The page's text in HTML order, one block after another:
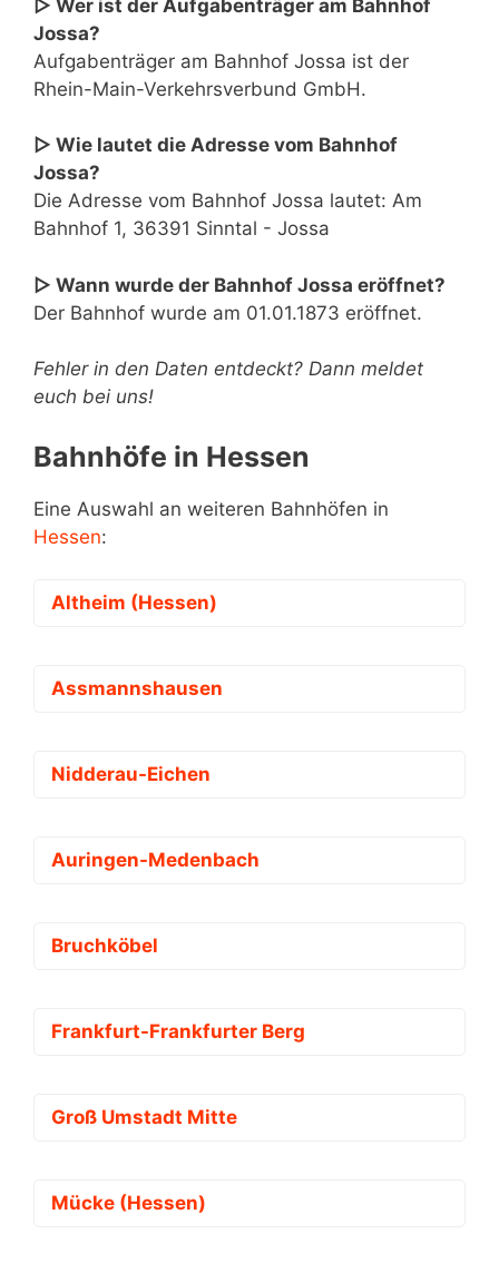
▷ Wer ist der Aufgabenträger am Bahnhof
Jossa?
Aufgabenträger am Bahnhof Jossa ist der
Rhein-Main-Verkehrsverbund GmbH.
▷ Wie lautet die Adresse vom Bahnhof
Jossa?
Die Adresse vom Bahnhof Jossa lautet: Am
Bahnhof 1, 36391 Sinntal - Jossa
▷ Wann wurde der Bahnhof Jossa eröffnet?
Der Bahnhof wurde am 01.01.1873 eröffnet.
Fehler in den Daten entdeckt? Dann meldet
euch bei uns!
Bahnhöfe in Hessen
Eine Auswahl an weiteren Bahnhöfen in
Hessen:
Altheim (Hessen)
Assmannshausen
Nidderau-Eichen
Auringen-Medenbach
Bruchköbel
Frankfurt-Frankfurter Berg
Groß Umstadt Mitte
Mücke (Hessen)